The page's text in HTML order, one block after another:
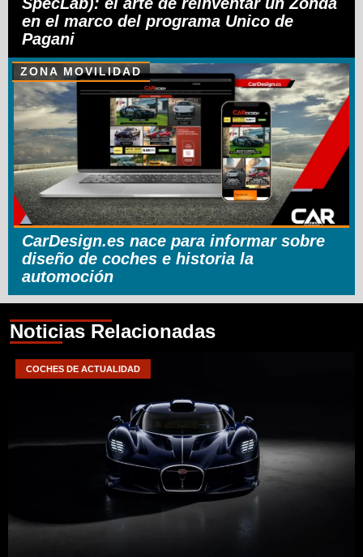
en el marco del programa Unico de
Pagani
ZONA MOVILIDAD
CarDesign.es nace para informar sobre
diseño de coches e historia la
automoción
Noticias Relacionadas
COCHES DE ACTUALIDAD